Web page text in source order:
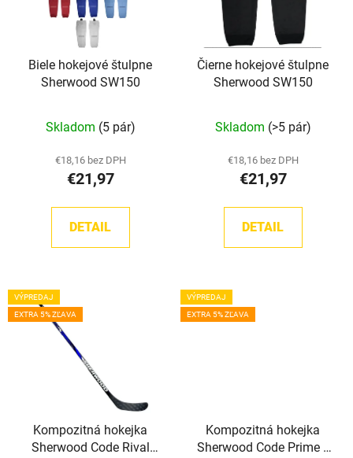
Biele hokejové štulpne
Sherwood SW150
Skladom (5 pár)
€18,16 bez DPH
€21,97
DETAIL
Čierne hokejové štulpne
Sherwood SW150
hodnotenie
produktu
je
z
Skladom (>5 pár)
€18,16 bez DPH
€21,97
DETAIL
VÝPREDAJ
EXTRA 5% ZĽAVA
Kompozitná hokejka
Sherwood Code Rival
VÝPREDAJ
EXTRA 5% ZĽAVA
Kompozitná hokejka
Sherwood Code Prime II